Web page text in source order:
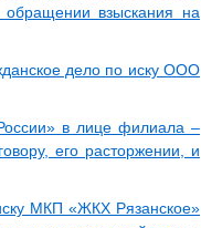
взыскания на
дело по иску ООО
в лице филиала –
его расторжении, и
МКП «ЖКХ Рязанское»